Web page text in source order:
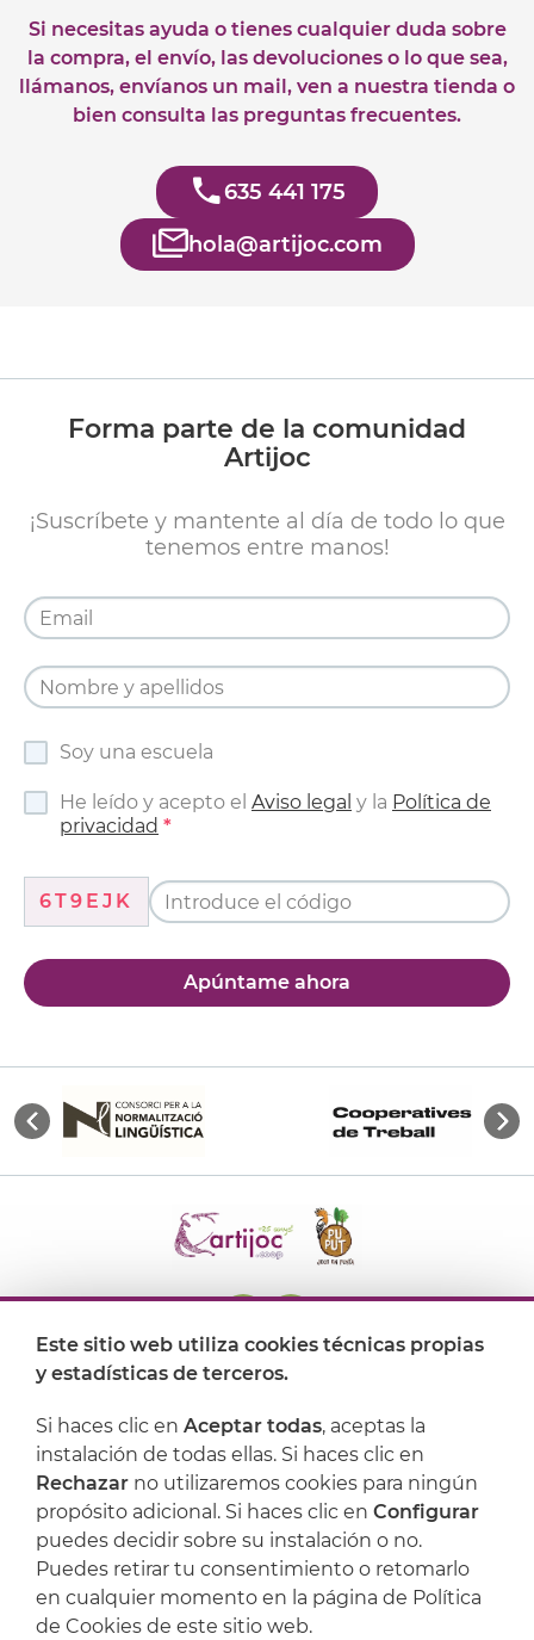
Si necesitas ayuda o tienes cualquier duda sobre
la compra, el envío, las devoluciones o lo que sea,
llámanos, envíanos un mail, ven a nuestra tienda o
bien consulta las preguntas frecuentes.
635 441 175
hola@artijoc.com
Forma parte de la comunidad
Artijoc
¡Suscríbete y mantente al día de todo lo que
tenemos entre manos!
Soy una escuela
He leído y acepto el Aviso legal y la Política de
privacidad
6T9EJK
Apúntame ahora
Dónde encontrarnos
Artijoc
Soporte
Este sitio web utiliza cookies técnicas propias
y estadísticas de terceros.
Si haces clic en Aceptar todas, aceptas la
instalación de todas ellas. Si haces clic en
Rechazar no utilizaremos cookies para ningún
propósito adicional. Si haces clic en Configurar
puedes decidir sobre su instalación o no.
Puedes retirar tu consentimiento o retomarlo
en cualquier momento en la página de Política
de Cookies de este sitio web.